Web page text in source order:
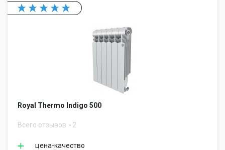
Royal Thermo Indigo 500
Всего отзывов 2
цена-качество